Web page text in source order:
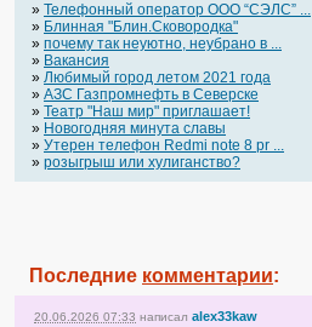
» Телефонный оператор OOO “СЭЛС” ...
» Блинная "Блин.Сковородка"
» почему так неуютно, неубрано в ...
» Вакансия
» Любимый город летом 2021 года
» АЗС Газпромнефть в Северске
» Театр "Наш мир" приглашает!
» Новогодняя минута славы
» Утерен телефон Redmi note 8 pr ...
» розыгрыш или хулиганство?
Последние комментарии:
20.06.2026 07:33 написал alex33kaw